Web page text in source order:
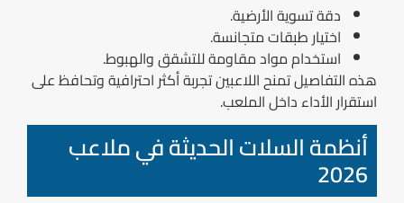
دقة تسوية الأرضية.
اختيار طبقات متجانسة.
استخدام مواد مقاومة للتشقق والهبوط.
هذه التفاصيل تمنح اللاعبين تجربة أكثر احترافية وتحافظ على
استقرار الأداء داخل الملعب.
أنظمة السلات الحديثة في ملاعب
2026